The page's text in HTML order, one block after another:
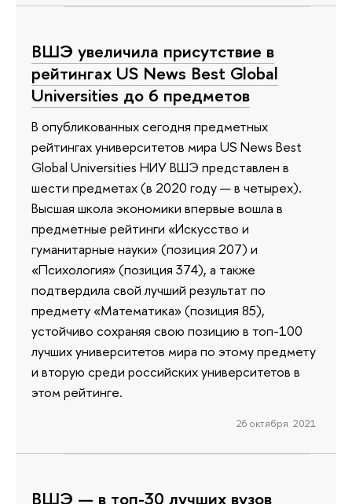
ВШЭ увеличила присутствие в
рейтингах US News Best Global
Universities до 6 предметов
В опубликованных сегодня предметных
рейтингах университетов мира US News Best
Global Universities НИУ ВШЭ представлен в
шести предметах (в 2020 году — в четырех).
Высшая школа экономики впервые вошла в
предметные рейтинги «Искусство и
гуманитарные науки» (позиция 207) и
«Психология» (позиция 374), а также
подтвердила свой лучший результат по
предмету «Математика» (позиция 85),
устойчиво сохраняя свою позицию в топ-100
лучших университетов мира по этому предмету
и вторую среди российских университетов в
этом рейтинге.
26 октября 2021
ВШЭ — в топ-30 лучших вузов